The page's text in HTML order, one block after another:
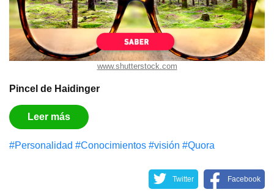
www.shutterstock.com
Pincel de Haidinger
Leer más
#Personalidad #Conocimientos #visión #Quora
Twitter Facebook